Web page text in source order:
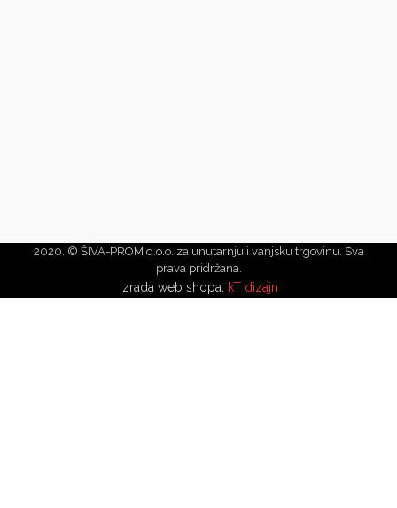
2020. © ŠIVA-PROM d.o.o. za unutarnju i vanjsku trgovinu. Sva
prava pridržana.
Izrada web shopa: kT dizajn